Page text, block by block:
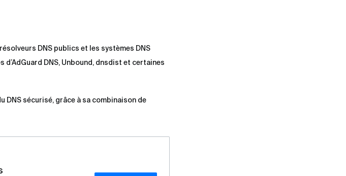
DNS publics et les systèmes DNS
DNS, Unbound, dnsdist et certaines
DNS sécurisé, grâce à sa combinaison de